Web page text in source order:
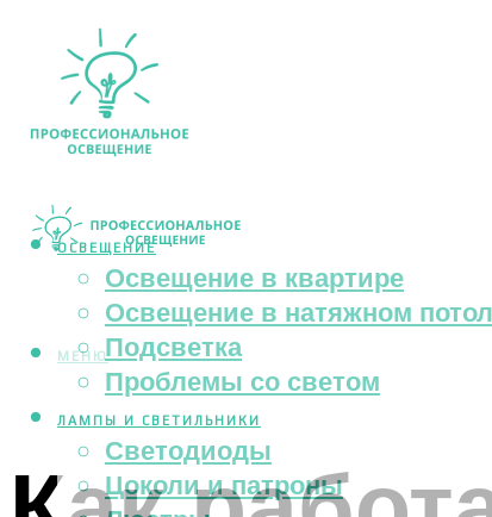
ОСВЕЩЕНИЕ
Освещение в квартире
Освещение в натяжном
Подсветка
Проблемы со светом
ЛАМПЫ И СВЕТИЛЬНИКИ
Светодиоды
Цоколи и патроны
МЕНЮ